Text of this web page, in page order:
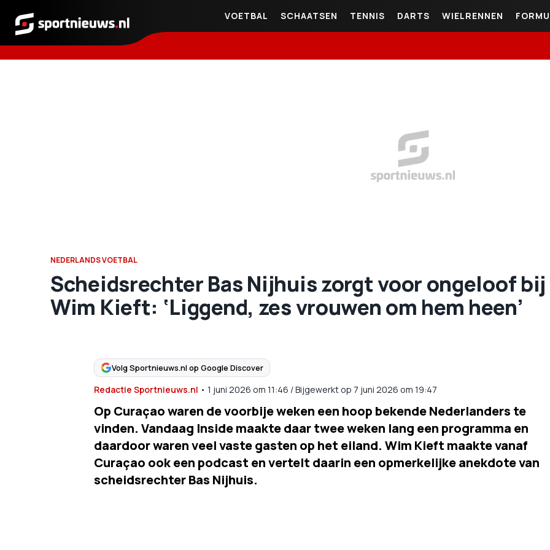
Sportnieuws.nl
VOETBAL SCHAATSEN TENNIS DARTS WIELRENNEN
NEDERLANDS VOETBAL
Scheidsrechter Bas Nijhuis zorgt voor ongeloof bij
Wim Kieft: ‘Liggend, zes vrouwen om hem heen’
Volg Sportnieuws.nl op Google Discover
Redactie Sportnieuws.nl • 1 juni 2026 om 11:46 /Bijgewerkt op 7 juni 2026 om 19:47
Op Curaçao waren de voorbije weken een hoop bekende Nederlanders te
vinden. Vandaag Inside maakte daar twee weken lang een programma en
daardoor waren veel vaste gasten op het eiland. Wim Kieft maakte vanaf
Curaçao ook een podcast en vertelt daarin een opmerkelijke anekdote van
scheidsrechter Bas Nijhuis.